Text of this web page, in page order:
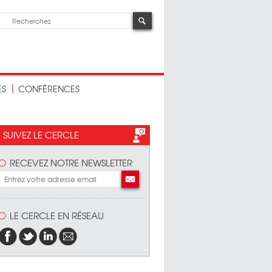
CONFÉRENCES
SUIVEZ LE CERCLE
RECEVEZ NOTRE NEWSLETTER
LE CERCLE EN RÉSEAU